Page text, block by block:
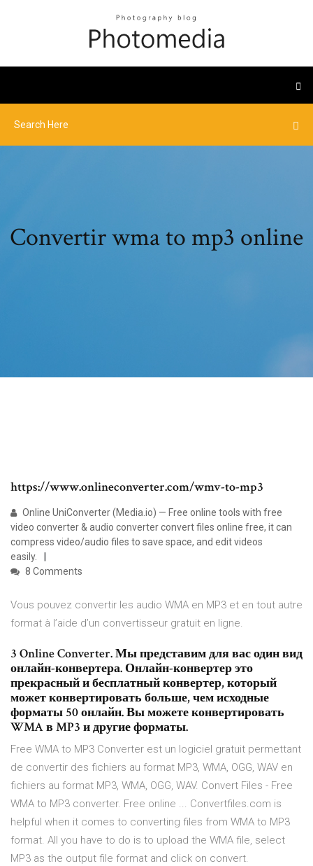
Convertir wma to mp3 online
https://www.onlineconverter.com/wmv-to-mp3
Online UniConverter (Media.io) — Free online tools with free
video converter & audio converter convert files online free, it can
compress video/audio files to save space, and edit videos
easily.
8 Comments
Vous pouvez convertir les audio WMA en MP3 et en tout autre
format à l’aide d’un convertisseur gratuit en ligne.
3 Online Converter. Мы представим для вас один вид
онлайн-конвертера. Онлайн-конвертер это
прекрасный и бесплатный конвертер, который
может конвертировать больше, чем исходные
форматы 50 онлайн. Вы можете конвертировать
WMA в MP3 и другие форматы.
Free WMA to MP3 Converter est un logiciel gratuit permettant
de convertir des fichiers au format MP3, WMA, OGG, WAV en
fichiers au format MP3, WMA, OGG, WAV. Convert Files - Free
WMA to MP3 converter. Free online ... Convertfiles.com is
helpful when it comes to converting files from WMA to MP3
format. All you have to do is to upload the WMA file, select
MP3 as the output file format and click on convert.